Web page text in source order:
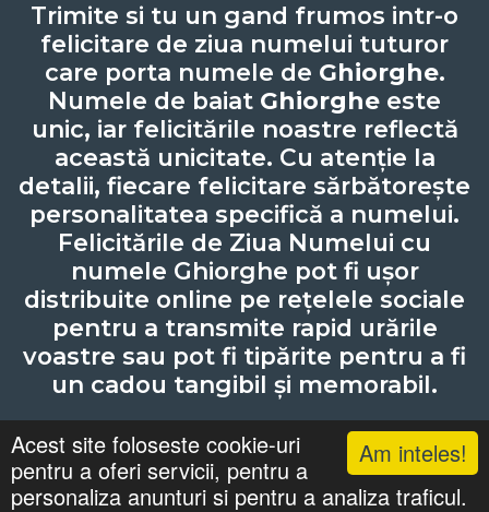
Am inteles!
Acest site foloseste cookie-uri
pentru a oferi servicii, pentru a
personaliza anunturi si pentru a analiza traficul.
Trimite si tu un gand frumos intr-o
felicitare de ziua numelui tuturor
care porta numele de Ghiorghe.
Numele de baiat Ghiorghe este
unic, iar felicitările noastre reflectă
această unicitate. Cu atenție la
detalii, fiecare felicitare sărbătorește
personalitatea specifică a numelui.
Felicitările de Ziua Numelui cu
numele Ghiorghe pot fi ușor
distribuite online pe rețelele sociale
pentru a transmite rapid urările
voastre sau pot fi tipărite pentru a fi
un cadou tangibil și memorabil.
Lista cu nume Căutari
Zile Onomastice
Confidentialitate Gif-uri Animate